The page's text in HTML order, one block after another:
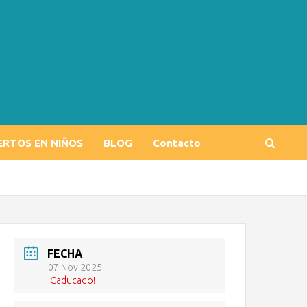
EN NIÑOS BLOG Contacto
FECHA
07 Nov 2025
¡Caducado!